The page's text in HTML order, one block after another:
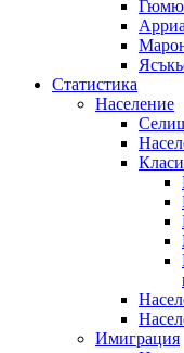
Статистика
Население
Имиграция